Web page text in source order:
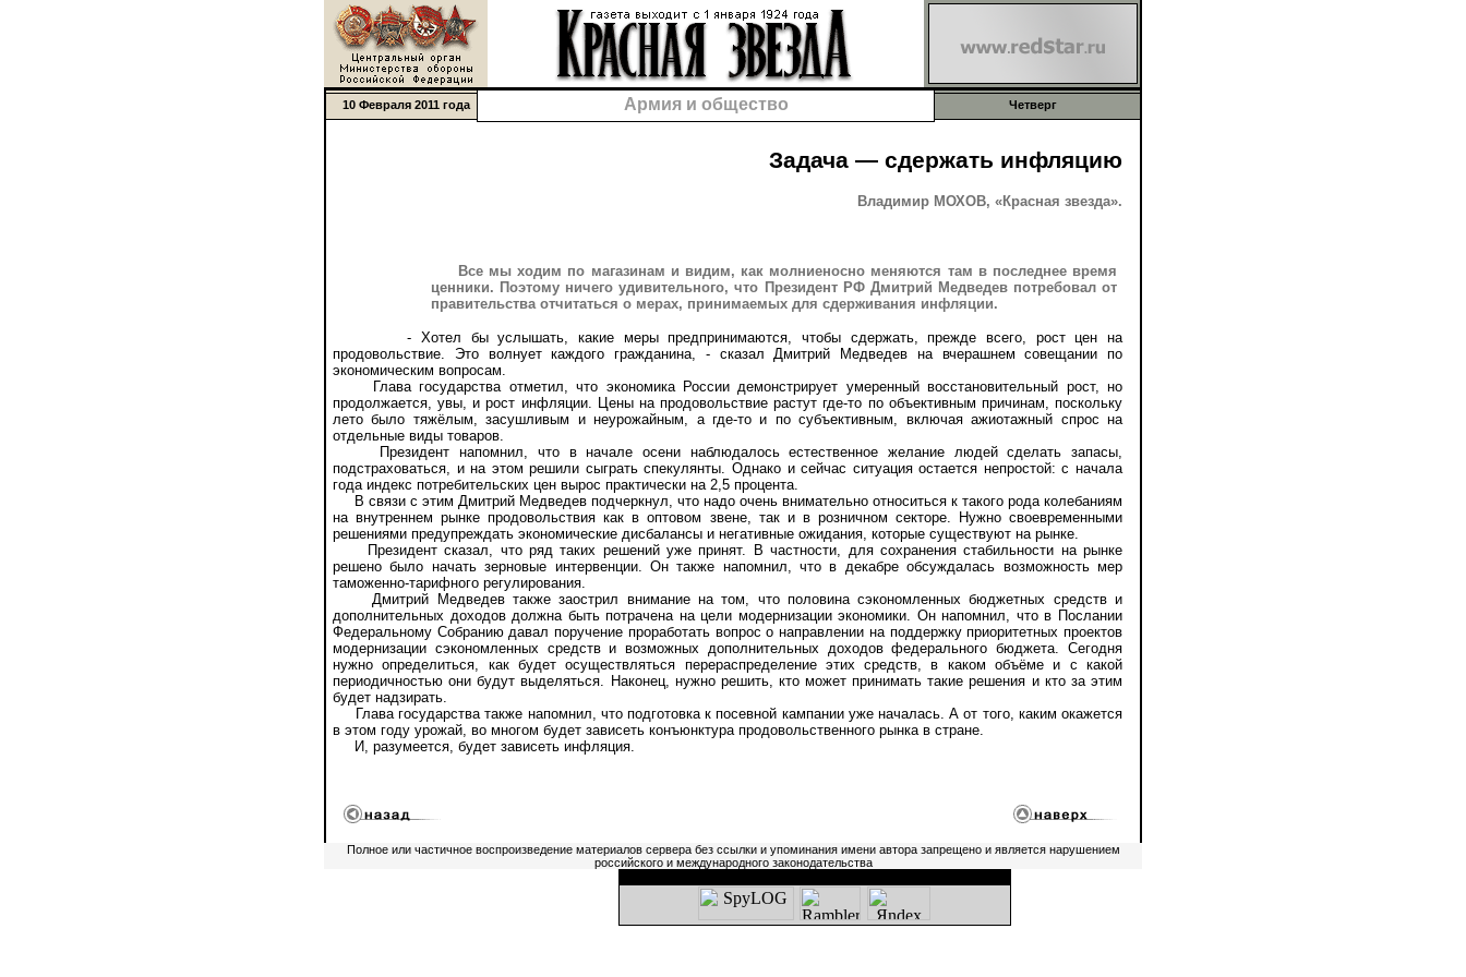
10 Февраля 2011 года Армия и общество Четверг
Задача — сдержать инфляцию
Владимир МОХОВ, «Красная звезда».
Все мы ходим по магазинам и видим, как молниеносно меняются там в последнее время
ценники. Поэтому ничего удивительного, что Президент РФ Дмитрий Медведев потребовал от
правительства отчитаться о мерах, принимаемых для сдерживания инфляции.
- Хотел бы услышать, какие меры предпринимаются, чтобы сдержать, прежде всего, рост цен на
продовольствие. Это волнует каждого гражданина, - сказал Дмитрий Медведев на вчерашнем совещании по
экономическим вопросам.
Глава государства отметил, что экономика России демонстрирует умеренный восстановительный рост, но
продолжается, увы, и рост инфляции. Цены на продовольствие растут где-то по объективным причинам, поскольку
лето было тяжёлым, засушливым и неурожайным, а где-то и по субъективным, включая ажиотажный спрос на
отдельные виды товаров.
Президент напомнил, что в начале осени наблюдалось естественное желание людей сделать запасы,
подстраховаться, и на этом решили сыграть спекулянты. Однако и сейчас ситуация остается непростой: с начала
года индекс потребительских цен вырос практически на 2,5 процента.
В связи с этим Дмитрий Медведев подчеркнул, что надо очень внимательно относиться к такого рода колебаниям
на внутреннем рынке продовольствия как в оптовом звене, так и в розничном секторе. Нужно своевременными
решениями предупреждать экономические дисбалансы и негативные ожидания, которые существуют на рынке.
Президент сказал, что ряд таких решений уже принят. В частности, для сохранения стабильности на рынке
решено было начать зерновые интервенции. Он также напомнил, что в декабре обсуждалась возможность мер
таможенно-тарифного регулирования.
Дмитрий Медведев также заострил внимание на том, что половина сэкономленных бюджетных средств и
дополнительных доходов должна быть потрачена на цели модернизации экономики. Он напомнил, что в Послании
Федеральному Собранию давал поручение проработать вопрос о направлении на поддержку приоритетных проектов
модернизации сэкономленных средств и возможных дополнительных доходов федерального бюджета. Сегодня
нужно определиться, как будет осуществляться перераспределение этих средств, в каком объёме и с какой
периодичностью они будут выделяться. Наконец, нужно решить, кто может принимать такие решения и кто за этим
будет надзирать.
Глава государства также напомнил, что подготовка к посевной кампании уже началась. А от того, каким окажется
в этом году урожай, во многом будет зависеть конъюнктура продовольственного рынка в стране.
И, разумеется, будет зависеть инфляция.
Полное или частичное воспроизведение материалов сервера без ссылки и упоминания имени автора запрещено и является нарушением
российского и международного законодательства